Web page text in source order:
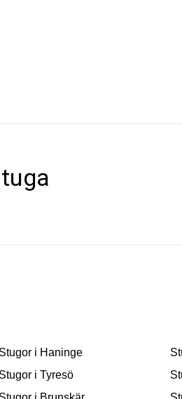
Stugor i Haninge
Stugor i Tyresö